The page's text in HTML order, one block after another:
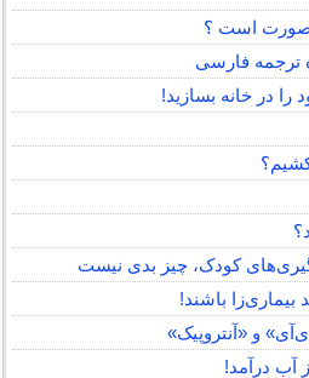
صورت است ؟
ترجمه فارسی
در خانه بسازید!
گیری‌های کودک، چیز بدی نیست
و «آنتروپیک»
آب درآمد!